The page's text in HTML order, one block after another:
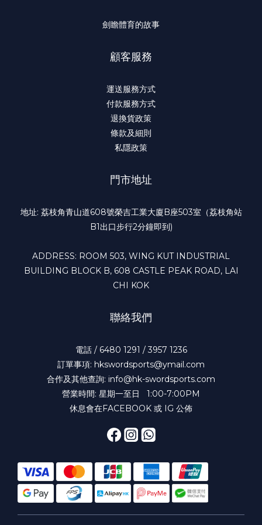
劍瞻體育的故事
顧客服務
運送服務方式
付款服務方式
退換貨政策
條款及細則
私隱政策
門市地址
地址: 荔枝角青山道608號榮吉工業大廈B座503室（荔枝角站
B1出口步行2分鐘即到)
ADDRESS: ROOM 503, WING KUT INDUSTRIAL
BUILDING BLOCK B, 608 CASTLE PEAK ROAD, LAI
CHI KOK
聯絡我們
電話 / 6480 1291 / 3957 1236
訂單事項: hkswordsports@ymail.com
合作及其他查詢: info@hk-swordsports.com
營業時間: 星期一至日 1:00-7:00PM
休息會在FACEBOOK 或 IG 公佈